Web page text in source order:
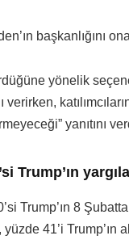
başkanlığını
yönelik
verirken,
yanıtını
Trump’ın
Trump’ın 8
yüzde 41’i